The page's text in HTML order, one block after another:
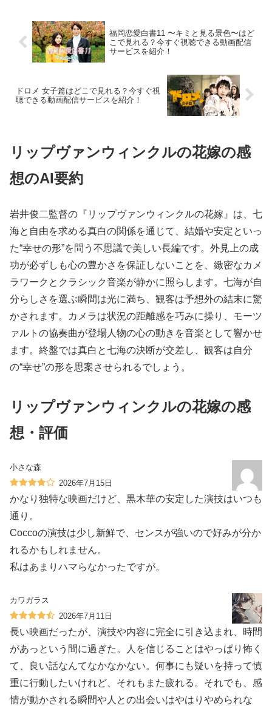
福岡恋愛白書11 〜キミと見る景色〜はど
こで見れる？今すぐ視聴できる動画配信
サービスを紹介！
ドロメ 女子篇はどこで見れる？今すぐ視
聴できる動画配信サービスを紹介！
リップヴァンウィンクルの花嫁の感
想のAI要約
岩井俊二監督の『リップヴァンウィンクルの花嫁』は、七
海と自由を求める真白の関係を通じて、結婚や安定といっ
た“幸せの形”を問う不思議で美しい長編です。外見上の成
功が必ずしも心の豊かさを保証しないことを、緻密なカメ
ラワークとクラシック音楽が静かに照らします。七海が自
分らしさを選ぶ瞬間は光に満ち、観客は予想外の結末に驚
かされます。カメラは状況の距離感を巧みに操り、モーツ
ァルトの協奏曲が登場人物の心の動きを音楽として響かせ
ます。終盤では真白と七海の決断が交差し、観客は自分
の“幸せ”の形を思案させられるでしょう。
リップヴァンウィンクルの花嫁の感
想・評価
小さな森
2026年7月15日
かなり独特な映画だけど、黒木華の安定した演技はいつも
通り。
Coccoの演技は少し新鮮で、センスが強いので好みが分か
れるかもしれません。
私はあまりハマらなかったですが。
カワガラス
2026年7月11日
長い映画だったが、演技や内容に完全に引き込まれ、時間
があっという間に過ぎた。人を信じることはやっぱり怖く
て、良い話なんてなかなかない。何事にも疑いを持って慎
重に行動したいけれど、それもまた疲れる。それでも、感
情が動かされる瞬間や人との出会いはやはりやめられな